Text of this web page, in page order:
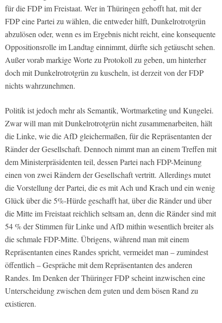
für die FDP im Freistaat. Wer in Thüringen gehofft hat, mit der
FDP eine Partei zu wählen, die entweder hilft, Dunkelrotrotgrün
abzulösen oder, wenn es im Ergebnis nicht reicht, eine konsequente
Oppositionsrolle im Landtag einnimmt, dürfte sich getäuscht sehen.
Außer vorab markige Worte zu Protokoll zu geben, um hinterher
doch mit Dunkelrotrotgrün zu kuscheln, ist derzeit von der FDP
nichts wahrzunehmen.
Politik ist jedoch mehr als Semantik, Wortmarketing und Kungelei.
Zwar will man mit Dunkelrotrotgrün nicht zusammenarbeiten, hält
die Linke, wie die AfD gleichermaßen, für die Repräsentanten der
Ränder der Gesellschaft. Dennoch nimmt man an einem Treffen mit
dem Ministerpräsidenten teil, dessen Partei nach FDP-Meinung
einen von zwei Rändern der Gesellschaft vertritt. Allerdings mutet
die Vorstellung der Partei, die es mit Ach und Krach und ein wenig
Glück über die 5%-Hürde geschafft hat, über die Ränder und über
die Mitte im Freistaat reichlich seltsam an, denn die Ränder sind mit
54 % der Stimmen für Linke und AfD mithin wesentlich breiter als
die schmale FDP-Mitte. Übrigens, während man mit einem
Repräsentanten eines Randes spricht, vermeidet man – zumindest
öffentlich – Gespräche mit dem Repräsentanten des anderen
Randes. Im Denken der Thüringer FDP scheint inzwischen eine
Unterscheidung zwischen dem guten und dem bösen Rand zu
existieren.